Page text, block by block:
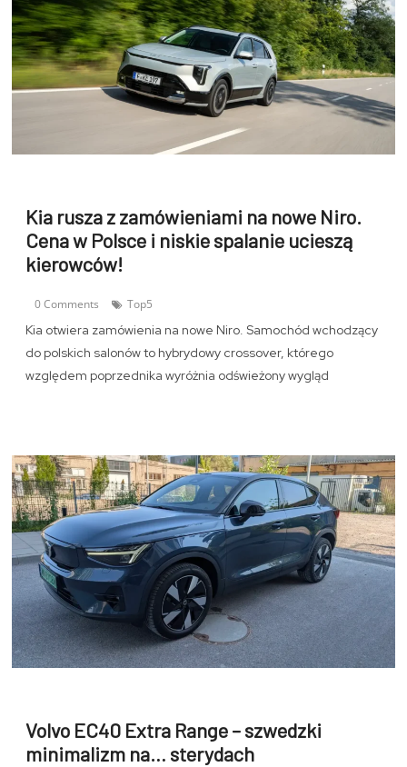
Kia rusza z zamówieniami na nowe Niro.
Cena w Polsce i niskie spalanie ucieszą
kierowców!
0 Comments Top5
Kia otwiera zamówienia na nowe Niro. Samochód wchodzący
do polskich salonów to hybrydowy crossover, którego
względem poprzednika wyróżnia odświeżony wygląd
Volvo EC40 Extra Range – szwedzki
minimalizm na… sterydach